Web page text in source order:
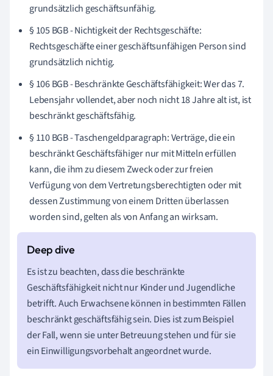
grundsätzlich geschäftsunfähig.
§ 105 BGB - Nichtigkeit der Rechtsgeschäfte:
Rechtsgeschäfte einer geschäftsunfähigen Person sind
grundsätzlich nichtig.
§ 106 BGB - Beschränkte Geschäftsfähigkeit: Wer das 7.
Lebensjahr vollendet, aber noch nicht 18 Jahre alt ist, ist
beschränkt geschäftsfähig.
§ 110 BGB - Taschengeldparagraph: Verträge, die ein
beschränkt Geschäftsfähiger nur mit Mitteln erfüllen
kann, die ihm zu diesem Zweck oder zur freien
Verfügung von dem Vertretungsberechtigten oder mit
dessen Zustimmung von einem Dritten überlassen
worden sind, gelten als von Anfang an wirksam.
Es ist zu beachten, dass die beschränkte
Geschäftsfähigkeit nicht nur Kinder und Jugendliche
betrifft. Auch Erwachsene können in bestimmten Fällen
beschränkt geschäftsfähig sein. Dies ist zum Beispiel
der Fall, wenn sie unter Betreuung stehen und für sie
ein Einwilligungsvorbehalt angeordnet wurde.